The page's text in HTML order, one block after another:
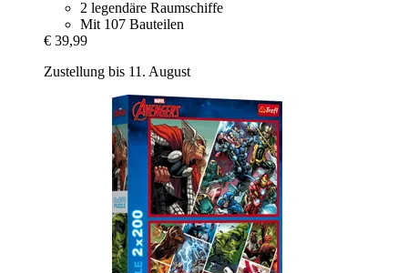
2 legendäre Raumschiffe
Mit 107 Bauteilen
€ 39,99
Zustellung bis 11. August